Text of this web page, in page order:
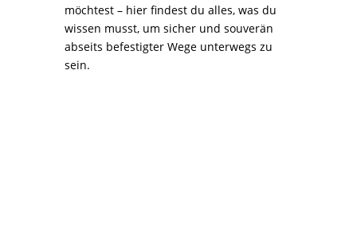
möchtest – hier findest du alles, was du
wissen musst, um sicher und souverän
abseits befestigter Wege unterwegs zu
sein.